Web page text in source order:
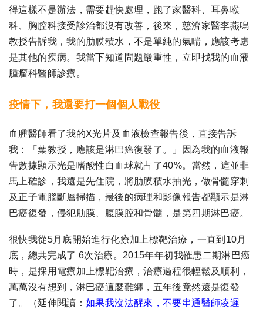
得這樣不是辦法，需要趕快處理，跑了家醫科、耳鼻喉
科、胸腔科接受診治都沒有改善，後來，慈濟家醫李燕鳴
教授告訴我，我的肋膜積水，不是單純的氣喘，應該考慮
是其他的疾病。我當下知道問題嚴重性，立即找我的血液
腫瘤科醫師診療。
疫情下，我還要打一個個人戰役
血腫醫師看了我的X光片及血液檢查報告後，直接告訴
我：「葉教授，應該是淋巴癌復發了。」因為我的血液報
告數據顯示光是嗜酸性白血球就占了40%。當然，這並非
馬上確診，我還是先住院，將肋膜積水抽光，做骨髓穿刺
及正子電腦斷層掃描，最後的病理和影像報告都顯示是淋
巴癌復發，侵犯肋膜、腹膜腔和骨髓，是第四期淋巴癌。
很快我從5月底開始進行化療加上標靶治療，一直到10月
底，總共完成了 6次治療。2015年年初我罹患二期淋巴癌
時，是採用電療加上標靶治療，治療過程很輕鬆及順利，
萬萬沒有想到，淋巴癌這麼難纏，五年後竟然還是復發
了。（延伸閱讀： 如果我沒法醒來，不要串通醫師凌遲